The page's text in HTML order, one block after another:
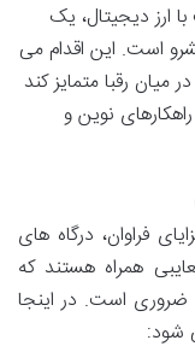
ارز دیجیتال، یک
است. این اقدام می
میان رقبا متمایز کند
نوین و
فراوان، درگاه های
همراه هستند که
ضروری است. در اینجا
شود: